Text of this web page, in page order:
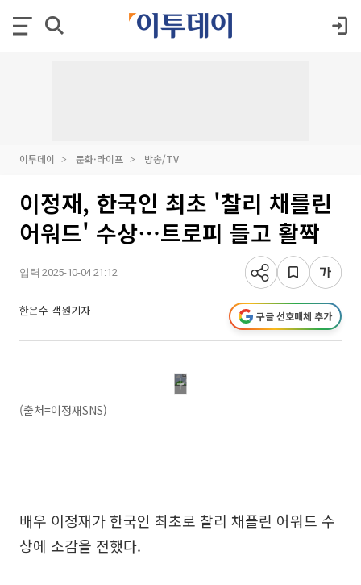
이투데이 문화·라이프 방송/TV
이정재, 한국인 최초 '찰리 채를린
어워드' 수상⋯트로피 들고 활짝
입력 2025-10-04 21:12
한은수 객원기자 구글 선호매체 추가
(출처=이정재SNS)
배우 이정재가 한국인 최초로 찰리 채플린 어워드 수
상에 소감을 전했다.